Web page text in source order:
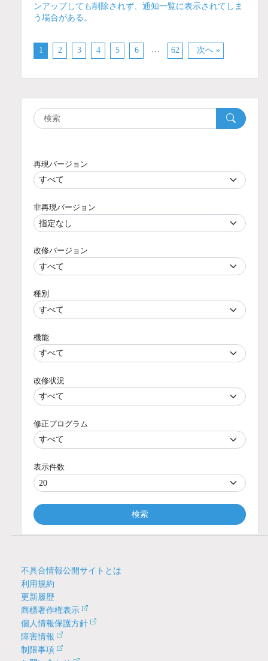
ンアップしても削除されず、通知一覧に表示されてしま
う場合がある。
1 2 3 4 5 6 62 次へ »
再現バージョン
非再現バージョン
改修バージョン
種別
機能
改修状況
修正プログラム
表示件数
検索
不具合情報公開サイトとは
利用規約
更新履歴
商標著作権表示
個人情報保護方針
障害情報
制限事項